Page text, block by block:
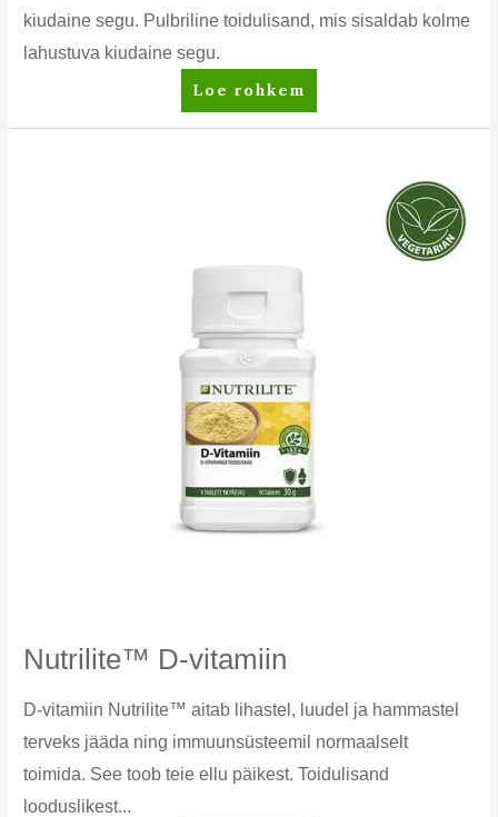
kiudaine segu. Pulbriline toidulisand, mis sisaldab kolme
lahustuva kiudaine segu.
Nutrilite™
Toidulisand
Loe rohkem
Nutrilite™ D-vitamiin
D-vitamiin Nutrilite™ aitab lihastel, luudel ja hammastel
terveks jääda ning immuunsüsteemil normaalselt
toimida. See toob teie ellu päikest. Toidulisand
looduslikest...